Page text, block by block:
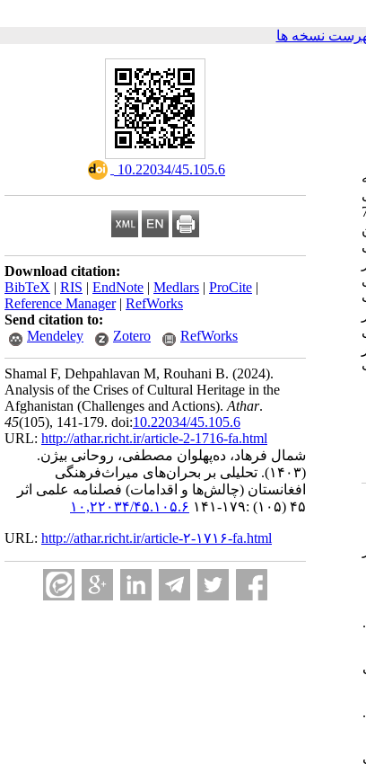
نسخه ها
‎ 10.22034/45.105.6
Download citation:
BibTeX | RIS | EndNote | Medlars | ProCite |
Reference Manager| RefWorks
Send citation to:
Mendeley
Zotero RefWorks
Shamal F, Dehpahlavan M, Rouhani B. (2024).
Analysis of the Crises of Cultural Heritage in the
Afghanistan (Challenges and Actions). Athar.
45(105), 141-179. doi:10.22034/45.105.6
URL: http://athar.richt.ir/article-2-1716-fa.html
شمال فرهاد، ده‌پهلوان مصطفی، روحانی بیژن.
(۱۴۰۳).
تحلیلی بر بحران‌های میراث‌فرهنگی
افغانستان (چالش‌ها و اقدامات) فصلنامه علمی اثر
۴۵ (۱۰۵) :۱۷۹-۱۴۱
۱۰,۲۲۰۳۴/۴۵.۱۰۵.۶
URL: http://athar.richt.ir/article-۲-۱۷۱۶-fa.html
رژِیم طالبان در دهۀ 70
۴. - چراغچی، سوسن، (۱۳۷۹). «منشورهای بین‌المللی در حفاظت از میراث فرهنگی». هنر و معماری اثر، ۳۱ و ۳۲: ۱۱۴-۱۲۹.